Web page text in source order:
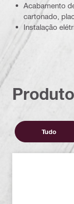
Acabamento
cartonado,
Instalação
Tudo